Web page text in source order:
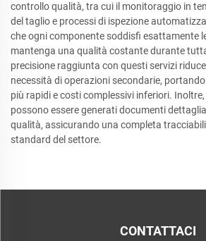
controllo qualità, tra cui il monitoraggio in
del taglio e processi di ispezione
che ogni componente soddisfi esattamente
mantenga una qualità costante durante
precisione raggiunta con questi servizi
necessità di operazioni secondarie,
più rapidi e costi complessivi inferiori.
possono essere generati documenti
qualità, assicurando una completa
standard del settore.
CONTATTACI